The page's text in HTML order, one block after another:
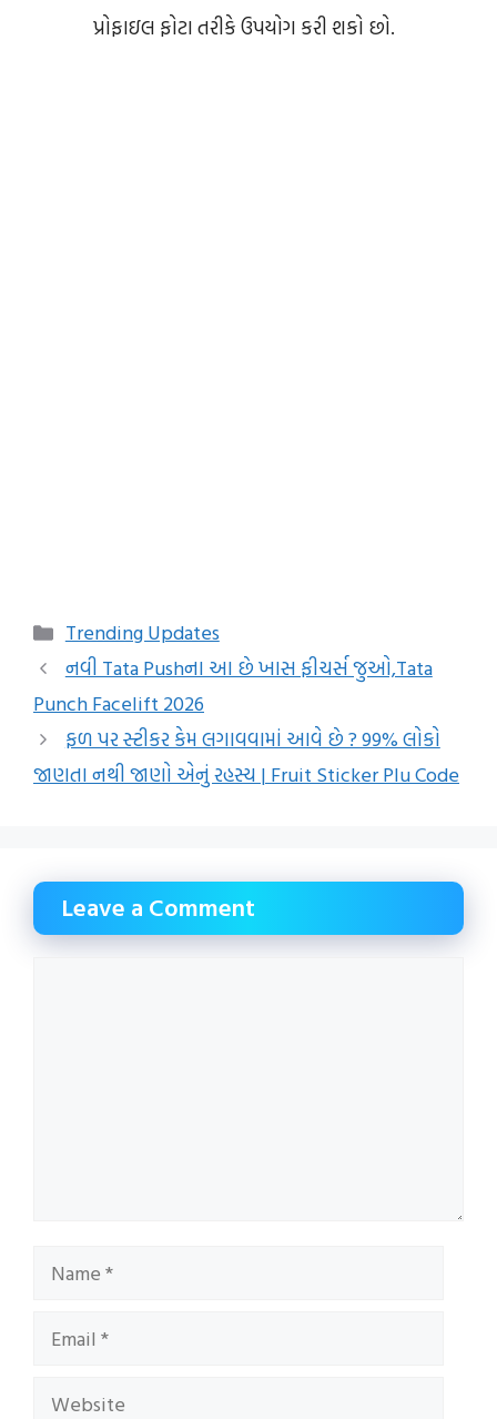
પ્રોફાઇલ ફોટા તરીકે ઉપયોગ કરી શકો છો.
Categories
Trending Updates
નવી Tata Pushના આ છે ખાસ ફીચર્સ જુઓ,Tata
Punch Facelift 2026
ફળ પર સ્ટીકર કેમ લગાવવામાં આવે છે ? 99% લોકો
જાણતા નથી જાણો એનું રહસ્ય | Fruit Sticker Plu Code
Leave a Comment
Name
Email
Website